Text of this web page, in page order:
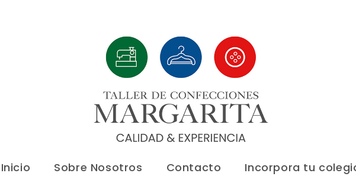
Inicio Sobre Nosotros Contacto Incorpora tu